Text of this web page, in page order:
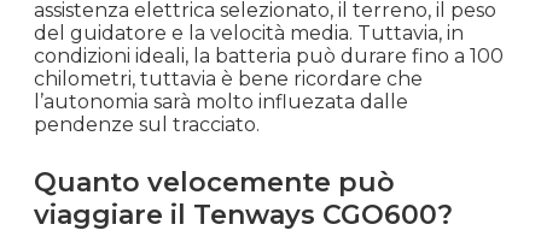
assistenza elettrica selezionato, il terreno, il peso
del guidatore e la velocità media. Tuttavia, in
condizioni ideali, la batteria può durare fino a 100
chilometri, tuttavia è bene ricordare che
l’autonomia sarà molto influezata dalle
pendenze sul tracciato.
Quanto velocemente può
viaggiare il Tenways CGO600?